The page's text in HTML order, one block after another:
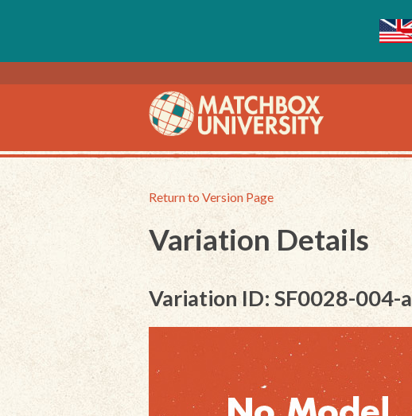
Return to Version Page
Variation Details
Variation ID: SF0028-004-a